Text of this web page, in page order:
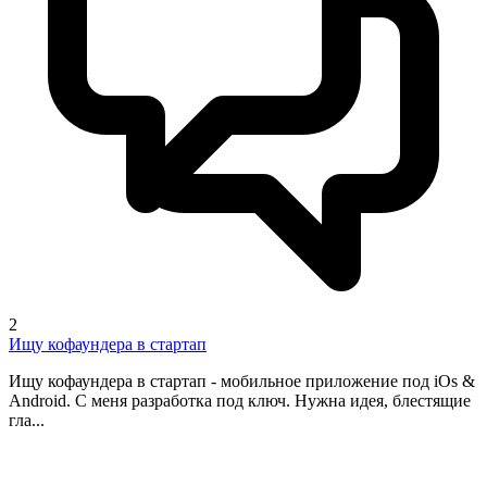
2
Ищу кофаундера в стартап
Ищу кофаундера в стартап - мобильное приложение под iOs &
Android. С меня разработка под ключ. Нужна идея, блестящие
гла...